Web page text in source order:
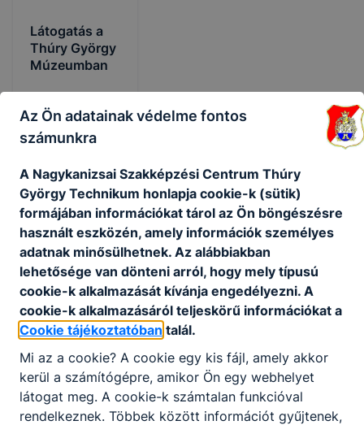
Látogatás a
Thúry György
Múzeumban
története
márc.
25.
Admin
Partnereink
Az Ön adatainak védelme fontos
számunkra
A Nagykanizsai Szakképzési Centrum Thúry
György Technikum honlapja cookie-k (sütik)
formájában információkat tárol az Ön böngészésre
használt eszközén, amely információk személyes
adatnak minősülhetnek. Az alábbiakban
lehetősége van dönteni arról, hogy mely típusú
cookie-k alkalmazását kívánja engedélyezni. A
cookie-k alkalmazásáról teljeskörű információkat a
Cookie tájékoztatóban talál.
Mi az a cookie? A cookie egy kis fájl, amely akkor
kerül a számítógépre, amikor Ön egy webhelyet
látogat meg. A cookie-k számtalan funkcióval
rendelkeznek. Többek között információt gyűjtenek,